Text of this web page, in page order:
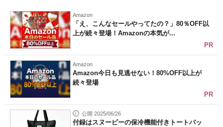
Amazon
「え、こんなセールやってたの？」80％OFF以
上が続々登場！Amazonの本気が...
PR
Amazon
Amazon今日も見逃せない！80%OFF以上が
続々登場
PR
公開 2025/06/26
付録はスヌーピーの保冷機能付きトートバッ